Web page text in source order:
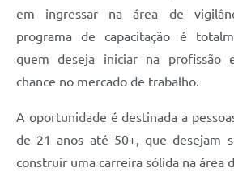
Projetos
Legislação
Links
Serviços Online
em ingressar na área de
programa de capacitação é
quem deseja iniciar na profissão
chance no mercado de trabalho.
A oportunidade é destinada a
de 21 anos até 50+, que desejam
construir uma carreira sólida na área